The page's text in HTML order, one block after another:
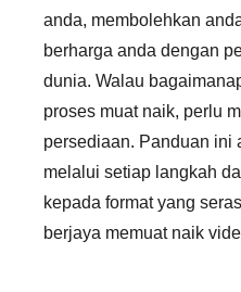
anda, membolehkan
berharga anda dengan
dunia. Walau
proses muat naik, perlu
persediaan. Panduan ini
melalui setiap langkah
kepada format yang
berjaya memuat naik